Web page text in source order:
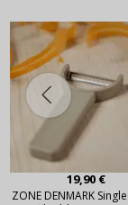
19,90 €
ZONE DENMARK